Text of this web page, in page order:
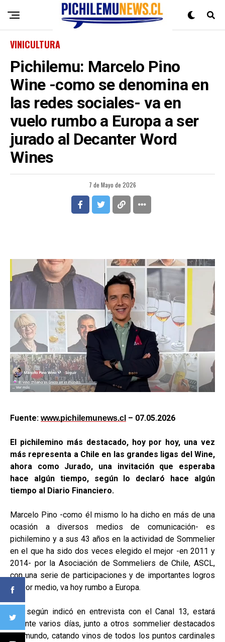
VINICULTURA
Pichilemu: Marcelo Pino
Wine -como se denomina en
las redes sociales- va en
vuelo rumbo a Europa a ser
jurado al Decanter Word
Wines
7 de Mayo de 2026
Fuente: www.pichilemunews.cl – 07.05.2026
El pichilemino más destacado, hoy por hoy, una vez
más representa a Chile en las grandes ligas del Wine,
ahora como Jurado, una invitación que esperaba
hace algún tiempo, según lo declaró hace algún
tiempo al Diario Financiero.
Marcelo Pino -como él mismo lo ha dicho en más de una
ocasión a diversos medios de comunicación- es
pichilemino y a sus 43 años en la actividad de Sommelier
en el que ha sido dos veces elegido el mejor -en 2011 y
2014- por la Asociación de Sommeliers de Chile, ASCL,
con una serie de participaciones y de importantes logros
de por medio, va hoy rumbo a Europa.
Ahí, según indicó en entrevista con el Canal 13, estará
durante varios días, junto a otros sommelier destacados
del mundo, catando vinos de todos los puntos cardinales